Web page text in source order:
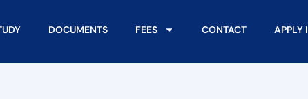
DOCUMENTS FEES CONTACT APPLY